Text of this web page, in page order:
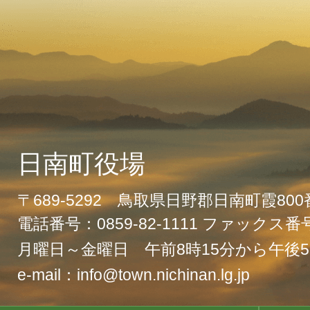
日南町役場
〒689-5292 鳥取県日野郡日南町霞800
電話番号：0859-82-1111 ファックス番
月曜日～金曜日 午前8時15分から午後
e-mail：info@town.nichinan.lg.jp